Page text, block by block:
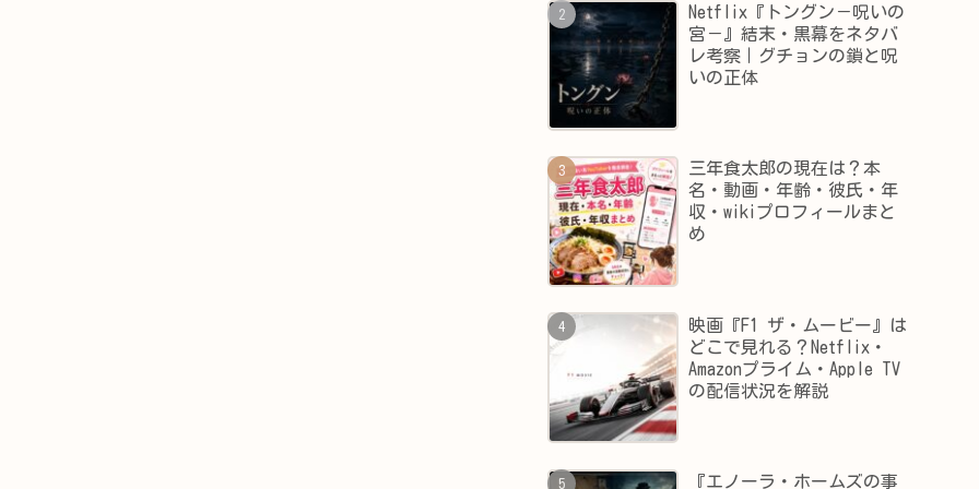
Netflix『トングン－呪いの
宮－』結末・黒幕をネタバ
レ考察｜グチョンの鎖と呪
いの正体
三年食太郎の現在は？本
名・動画・年齢・彼氏・年
収・wikiプロフィールまと
め
映画『F1 ザ・ムービー』は
どこで見れる？Netflix・
Amazonプライム・Apple TV
の配信状況を解説
『エノーラ・ホームズの事